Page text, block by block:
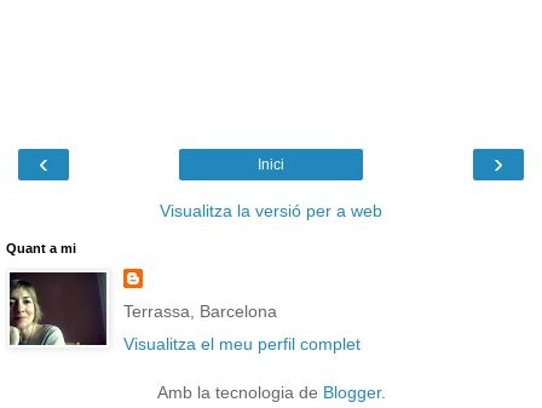
‹ ›
Inici
Visualitza la versió per a web
Quant a mi
Terrassa, Barcelona
Visualitza el meu perfil complet
Amb la tecnologia de Blogger.